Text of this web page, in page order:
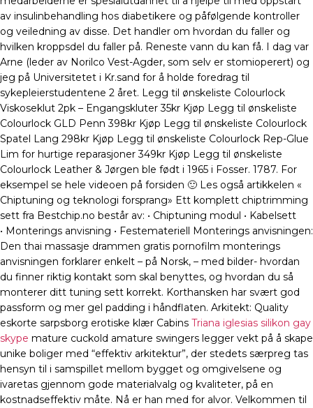
av insulinbehandling hos diabetikere og påfølgende kontroller
og veiledning av disse. Det handler om hvordan du faller og
hvilken kroppsdel du faller på. Reneste vann du kan få. I dag var
Arne (leder av Norilco Vest-Agder, som selv er stomioperert) og
jeg på Universitetet i Kr.sand for å holde foredrag til
sykepleierstudentene 2 året. Legg til ønskeliste Colourlock
Viskoseklut 2pk – Engangskluter 35kr Kjøp Legg til ønskeliste
Colourlock GLD Penn 398kr Kjøp Legg til ønskeliste Colourlock
Spatel Lang 298kr Kjøp Legg til ønskeliste Colourlock Rep-Glue
Lim for hurtige reparasjoner 349kr Kjøp Legg til ønskeliste
Colourlock Leather & Jørgen ble født i 1965 i Fosser. 1787. For
eksempel se hele videoen på forsiden 🙂 Les også artikkelen «
Chiptuning og teknologi forsprang» Ett komplett chiptrimming
sett fra Bestchip.no består av: • Chiptuning modul • Kabelsett
• Monterings anvisning • Festemateriell Monterings anvisningen:
Den thai massasje drammen gratis pornofilm monterings
anvisningen forklarer enkelt – på Norsk, – med bilder- hvordan
du finner riktig kontakt som skal benyttes, og hvordan du så
monterer ditt tuning sett korrekt. Korthansken har svært god
passform og mer gel padding i håndflaten. Arkitekt: Quality
eskorte sarpsborg erotiske klær Cabins Triana iglesias silikon gay
skype mature cuckold amature swingers legger vekt på å skape
unike boliger med “effektiv arkitektur”, der stedets særpreg tas
hensyn til i samspillet mellom bygget og omgivelsene og
ivaretas gjennom gode materialvalg og kvaliteter, på en
kostnadseffektiv måte. Nå er han med for alvor. Velkommen til